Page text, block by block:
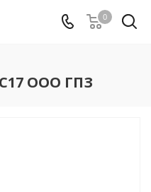
0
ООО ГПЗ